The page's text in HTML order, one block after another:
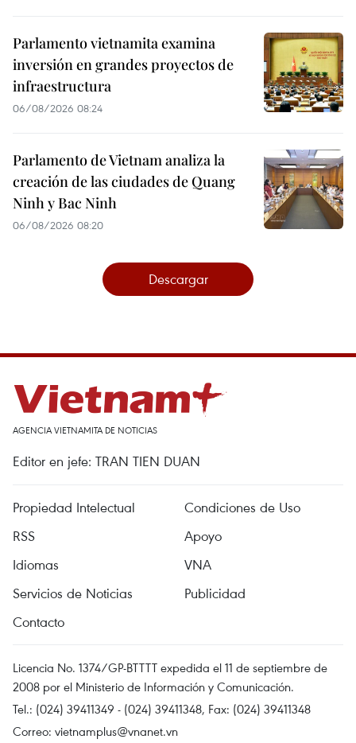
Parlamento vietnamita examina
inversión en grandes proyectos de
infraestructura
06/08/2026 08:24
Parlamento de Vietnam analiza la
creación de las ciudades de Quang
Ninh y Bac Ninh
06/08/2026 08:20
Descargar
AGENCIA VIETNAMITA DE NOTICIAS
Editor en jefe: TRAN TIEN DUAN
Propiedad Intelectual
Condiciones de Uso
RSS
Apoyo
Idiomas
VNA
Servicios de Noticias
Publicidad
Contacto
Licencia No. 1374/GP-BTTTT expedida el 11 de septiembre de
2008 por el Ministerio de Información y Comunicación.
Tel.: (024) 39411349 - (024) 39411348, Fax: (024) 39411348
Correo: vietnamplus@vnanet.vn